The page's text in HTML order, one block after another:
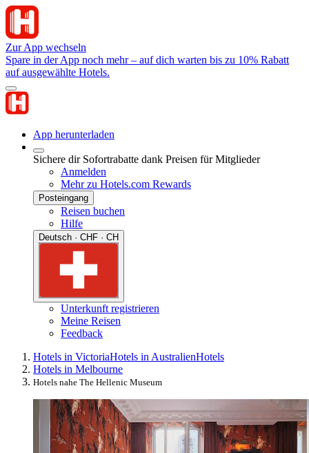
Zur App wechseln
Spare in der App noch mehr – auf dich warten bis zu 10% Rabatt
auf ausgewählte Hotels.
App herunterladen
Sichere dir Sofortrabatte dank Preisen für Mitglieder
Anmelden
Mehr zu Hotels.com Rewards
Posteingang
Reisen buchen
Hilfe
Deutsch · CHF · CH
Unterkunft registrieren
Meine Reisen
Feedback
Hotels in VictoriaHotels in AustralienHotels
Hotels in Melbourne
Hotels nahe The Hellenic Museum